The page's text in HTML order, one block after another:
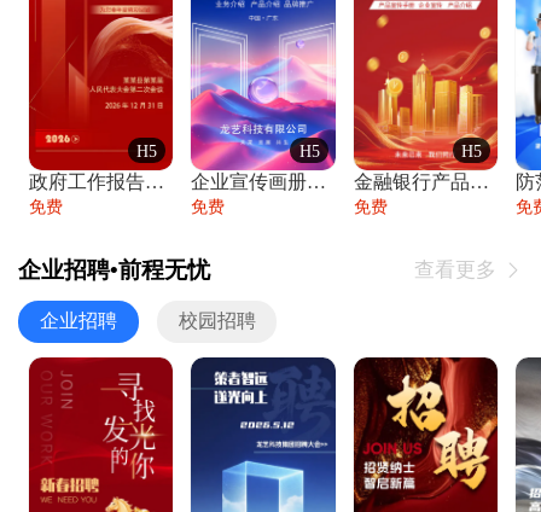
H5
政府工作报告政府年终工作总结
免费
H5
企业宣传画册公司简介产品介绍业务宣传手册
免费
H5
金融银行产品宣传手册企业宣传产品介绍
免费
防
免
企业招聘•前程无忧 查看更多 
企业招聘 校园招聘